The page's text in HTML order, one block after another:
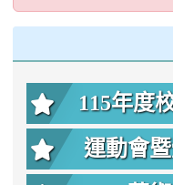
115年度
運動會